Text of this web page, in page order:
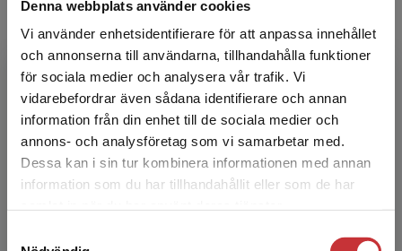
Denna webbplats använder cookies
Vi använder enhetsidentifierare för att anpassa innehållet
och annonserna till användarna, tillhandahålla funktioner
för sociala medier och analysera vår trafik. Vi
vidarebefordrar även sådana identifierare och annan
information från din enhet till de sociala medier och
annons- och analysföretag som vi samarbetar med.
Dessa kan i sin tur kombinera informationen med annan
information som du har tillhandahållit eller som de har
Begränsad fraktregion
Det verkar som att du besöker
studentlitteratur.se via en enhet utanför Sverige.
Vi erbjuder inte leveranser utanför Sverige. För
intellektuell funktionsnedsättning
Wåger, J - Östlund, D (red.)
Den anpassade skolans läroplan lyfter
elevernas rätt till utbildning. Ämnesdidaktik
för elever med intellektuell
funktionsnedsättning tar upp områd...
208 krinkl. moms
Exkl. moms: 196 kr